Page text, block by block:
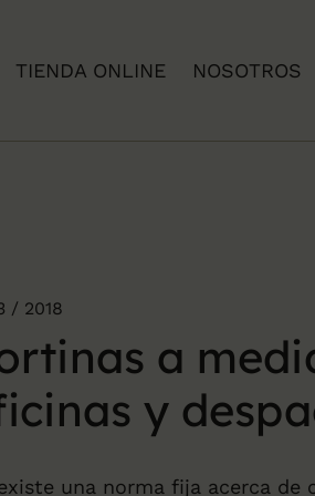
TIENDA ONLINE NOSOTROS
/ 2018
a
y
una norma fija acerca de